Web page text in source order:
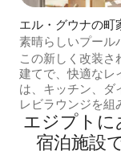
エル・グウナの町
素晴らしいプール
ス - ベッド3台 -
この新しく改装さ
建てで、快適なレイ
は、キッチン、ダ
レビラウンジを組
ランのエリアがあります
クイーンベッド
ドリクローゼッ
エジプト
宿泊施設